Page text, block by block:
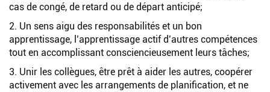
cas de congé, de retard ou de départ anticipé;
2. Un sens aigu des responsabilités et un bon
apprentissage, l’apprentissage actif d’autres compétences
tout en accomplissant consciencieusement leurs tâches;
3. Unir les collègues, être prêt à aider les autres, coopérer
activement avec les arrangements de planification, et ne